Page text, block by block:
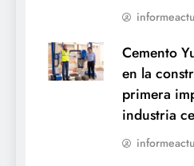
Cemento
en la
primera
industria